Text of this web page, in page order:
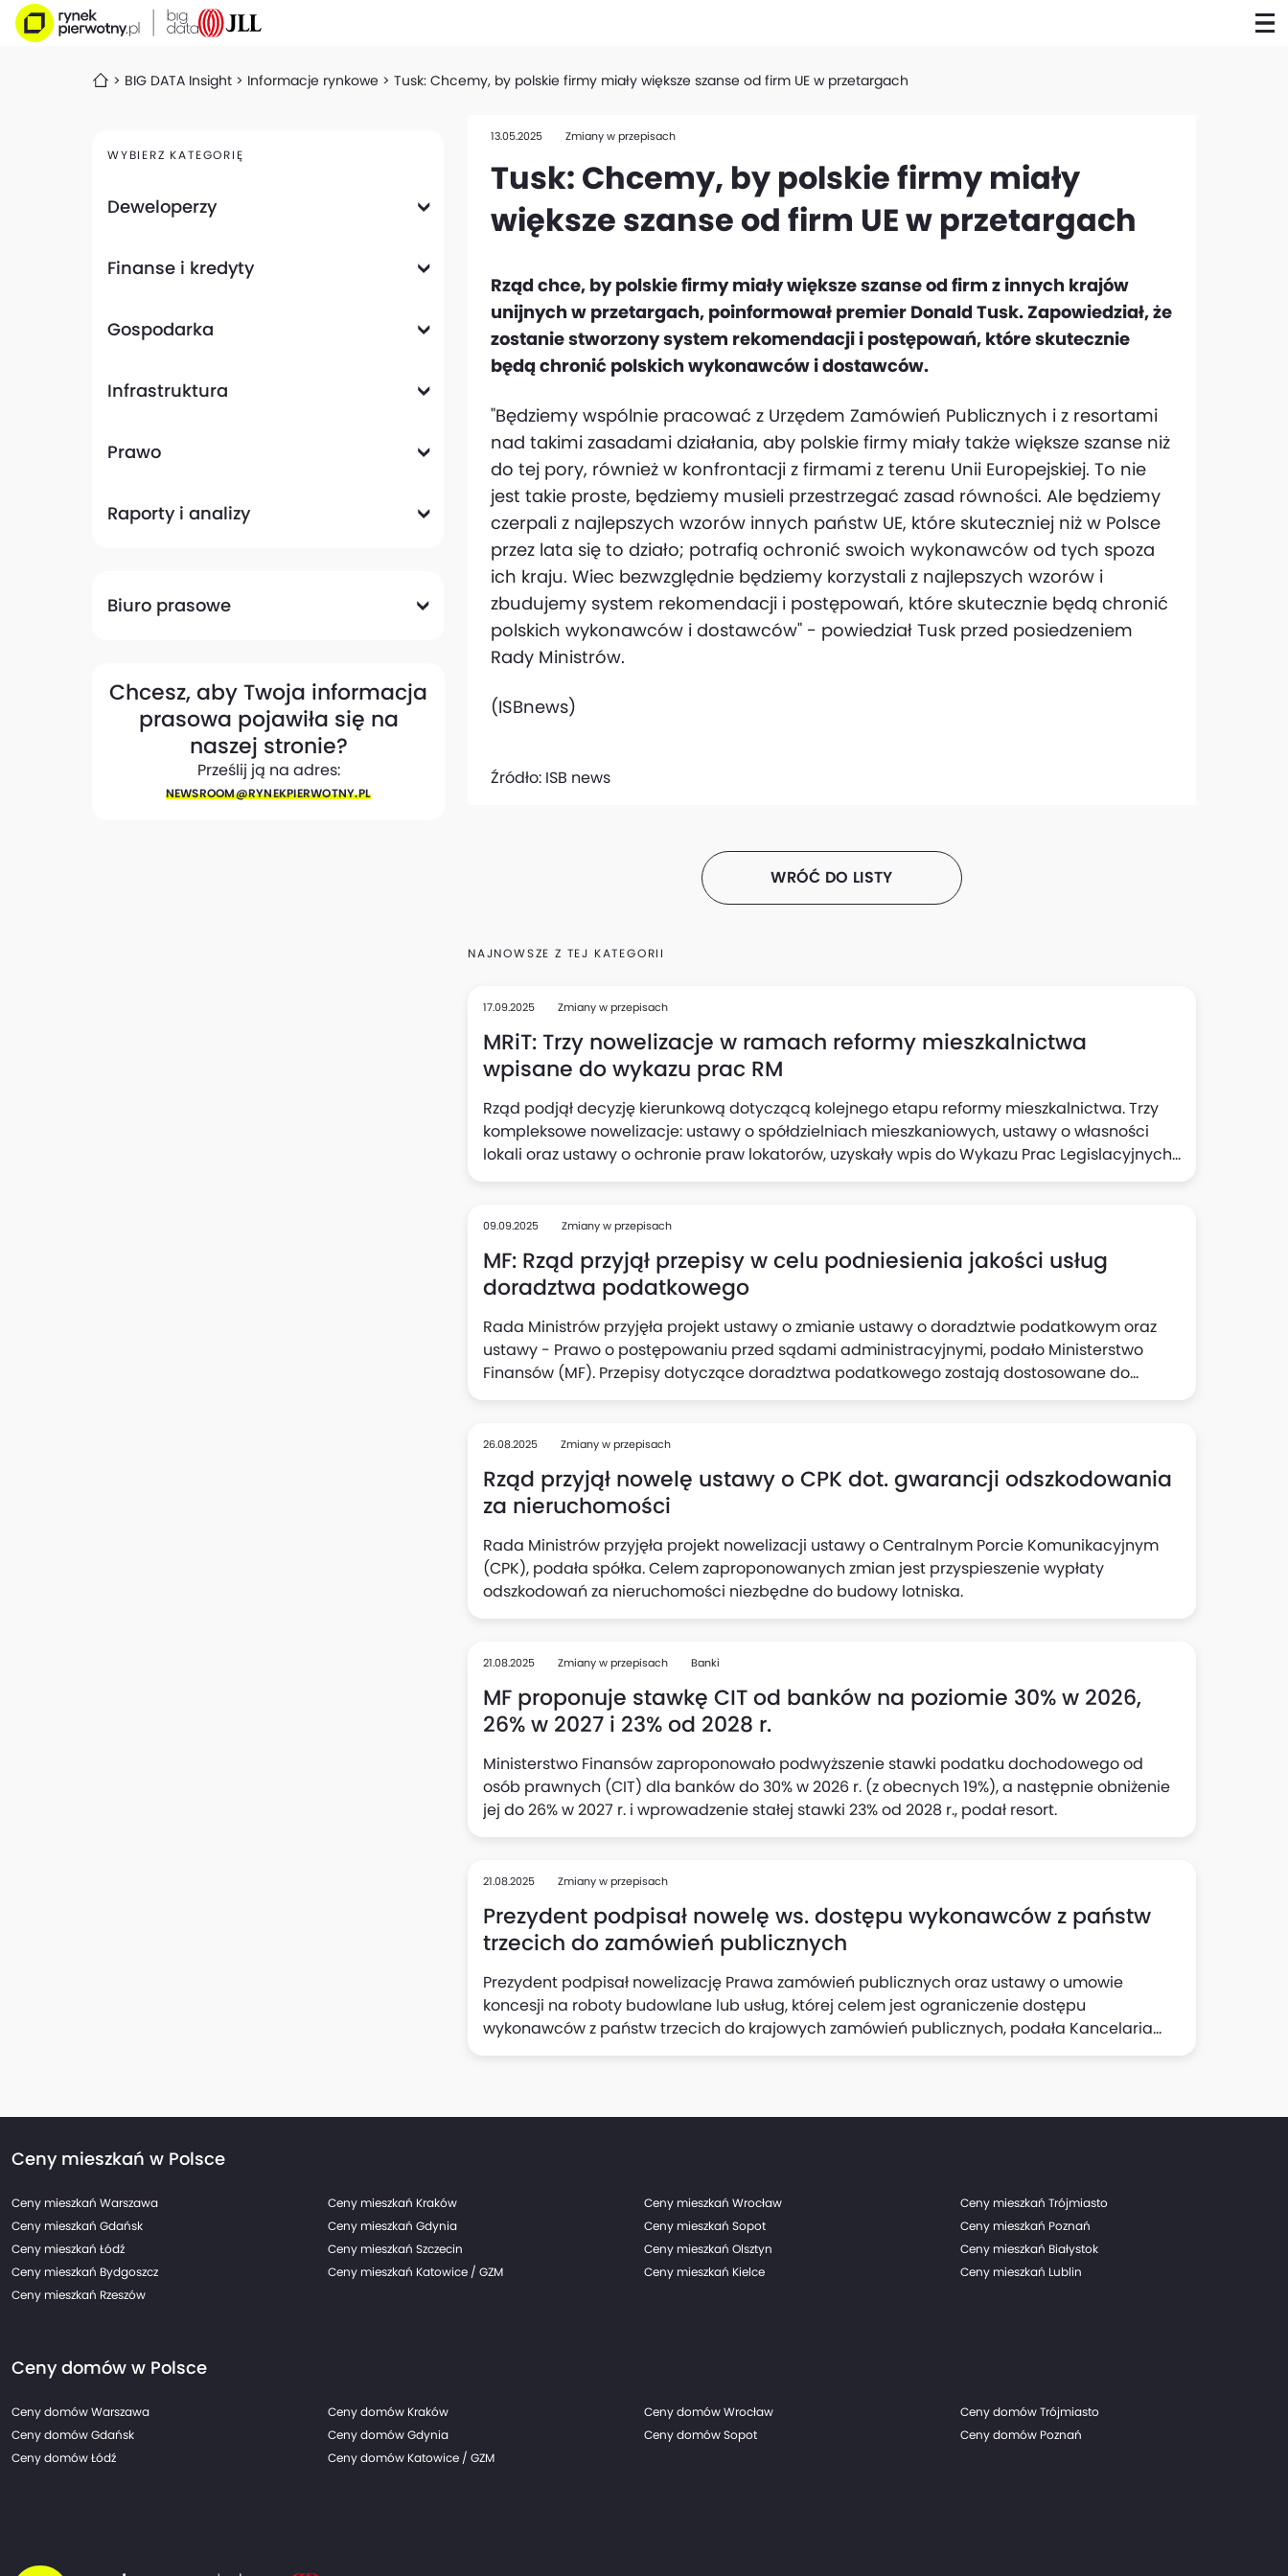
BIG DATA Insight Informacje rynkowe Tusk: Chcemy, by polskie firmy miały większe szanse od firm UE w przetargach
WYBIERZ KATEGORIĘ
Deweloperzy
Finanse i kredyty
Gospodarka
Infrastruktura
Prawo
Raporty i analizy
Biuro prasowe
Chcesz, aby Twoja informacja
prasowa pojawiła się na
naszej stronie?
Prześlij ją na adres:
NEWSROOM@​RYNEKPIERWOTNY.PL
13.05.2025 Zmiany w przepisach
Tusk: Chcemy, by polskie firmy miały
większe szanse od firm UE w przetargach
Rząd chce, by polskie firmy miały większe szanse od firm z innych krajów
unijnych w przetargach, poinformował premier Donald Tusk. Zapowiedział, że
zostanie stworzony system rekomendacji i postępowań, które skutecznie
będą chronić polskich wykonawców i dostawców.
"Będziemy wspólnie pracować z Urzędem Zamówień Publicznych i z resortami
nad takimi zasadami działania, aby polskie firmy miały także większe szanse niż
do tej pory, również w konfrontacji z firmami z terenu Unii Europejskiej. To nie
jest takie proste, będziemy musieli przestrzegać zasad równości. Ale będziemy
czerpali z najlepszych wzorów innych państw UE, które skuteczniej niż w Polsce
przez lata się to działo; potrafią ochronić swoich wykonawców od tych spoza
ich kraju. Wiec bezwzględnie będziemy korzystali z najlepszych wzorów i
zbudujemy system rekomendacji i postępowań, które skutecznie będą chronić
polskich wykonawców i dostawców" - powiedział Tusk przed posiedzeniem
Rady Ministrów.
(ISBnews)
Źródło: ISB news
WRÓĆ DO LISTY
NAJNOWSZE Z TEJ KATEGORII
17.09.2025 Zmiany w przepisach
MRiT: Trzy nowelizacje w ramach reformy mieszkalnictwa
wpisane do wykazu prac RM
Rząd podjął decyzję kierunkową dotyczącą kolejnego etapu reformy mieszkalnictwa. Trzy
kompleksowe nowelizacje: ustawy o spółdzielniach mieszkaniowych, ustawy o własności
lokali oraz ustawy o ochronie praw lokatorów, uzyskały wpis do Wykazu Prac Legislacyjnych i
Programowych Rady Ministrów, co oznacza przejście od fazy koncepcyjnej do etapu
najbliższych tygodniach resort skieruje cały gotowy pakiet do konsultacji społecznych.
09.09.2025 Zmiany w przepisach
MF: Rząd przyjął przepisy w celu podniesienia jakości usług
doradztwa podatkowego
Rada Ministrów przyjęła projekt ustawy o zmianie ustawy o doradztwie podatkowym oraz
ustawy - Prawo o postępowaniu przed sądami administracyjnymi, podało Ministerstwo
Finansów (MF). Przepisy dotyczące doradztwa podatkowego zostają dostosowane do
współczesnych realiów prawnych, technologicznych i rynkowych w celu podniesienia
26.08.2025 Zmiany w przepisach
Rząd przyjął nowelę ustawy o CPK dot. gwarancji odszkodowania
za nieruchomości
Rada Ministrów przyjęła projekt nowelizacji ustawy o Centralnym Porcie Komunikacyjnym
(CPK), podała spółka. Celem zaproponowanych zmian jest przyspieszenie wypłaty
odszkodowań za nieruchomości niezbędne do budowy lotniska.
21.08.2025 Zmiany w przepisach Banki
MF proponuje stawkę CIT od banków na poziomie 30% w 2026,
26% w 2027 i 23% od 2028 r.
Ministerstwo Finansów zaproponowało podwyższenie stawki podatku dochodowego od
osób prawnych (CIT) dla banków do 30% w 2026 r. (z obecnych 19%), a następnie obniżenie
jej do 26% w 2027 r. i wprowadzenie stałej stawki 23% od 2028 r., podał resort.
21.08.2025 Zmiany w przepisach
Prezydent podpisał nowelę ws. dostępu wykonawców z państw
trzecich do zamówień publicznych
Prezydent podpisał nowelizację Prawa zamówień publicznych oraz ustawy o umowie
koncesji na roboty budowlane lub usług, której celem jest ograniczenie dostępu
wykonawców z państw trzecich do krajowych zamówień publicznych, podała Kancelaria
Prezydenta.
Ceny mieszkań w Polsce
Ceny mieszkań Warszawa Ceny mieszkań Kraków Ceny mieszkań Wrocław
Ceny mieszkań Trójmiasto
Ceny mieszkań Gdańsk
Ceny mieszkań Gdynia Ceny mieszkań Sopot
Ceny mieszkań Poznań
Ceny mieszkań Łódź
Ceny mieszkań Szczecin Ceny mieszkań Olsztyn
Ceny mieszkań Białystok
Ceny mieszkań Bydgoszcz
Ceny mieszkań Katowice / GZM Ceny mieszkań Kielce
Ceny mieszkań Lublin
Ceny mieszkań Rzeszów
Ceny domów w Polsce
Ceny domów Warszawa Ceny domów Kraków Ceny domów Wrocław
Ceny domów Trójmiasto
Ceny domów Gdańsk
Ceny domów Gdynia Ceny domów Sopot
Ceny domów Poznań
Ceny domów Łódź
Ceny domów Katowice / GZM